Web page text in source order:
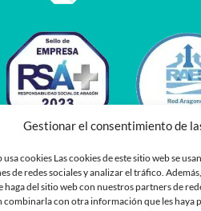
Gestionar el consentimiento de
usa cookies Las cookies de este sitio web se
de redes sociales y analizar el tráfico.
haga del sitio web con nuestros partners de
combinarla con otra información que les haya